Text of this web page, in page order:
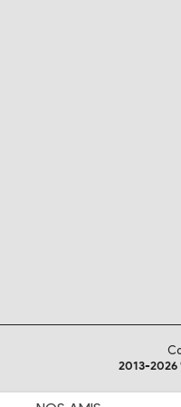
2013-2026